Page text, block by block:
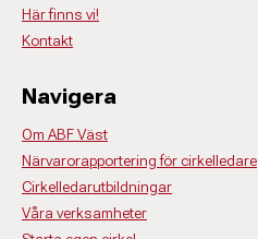
Här finns vi!
Kontakt
Navigera
Om ABF Väst
Närvarorapportering för cirkelledare
Cirkelledarutbildningar
Våra verksamheter